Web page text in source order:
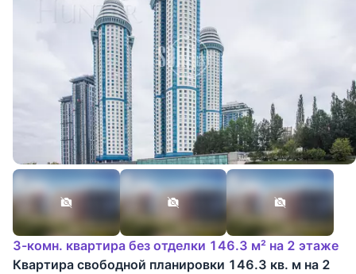
3-комн. квартира без отделки 146.3 м² на 2 этаже
Квартира свободной планировки 146.3 кв. м на 2